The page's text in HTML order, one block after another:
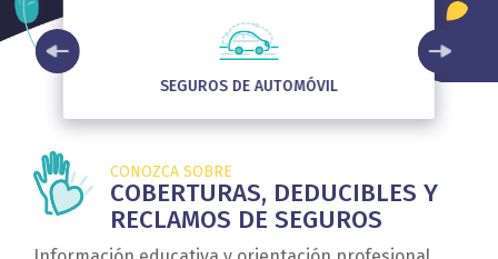
SEGUROS DE AUTOMÓVIL
CONOZCA SOBRE
COBERTURAS, DEDUCIBLES Y
RECLAMOS DE SEGUROS